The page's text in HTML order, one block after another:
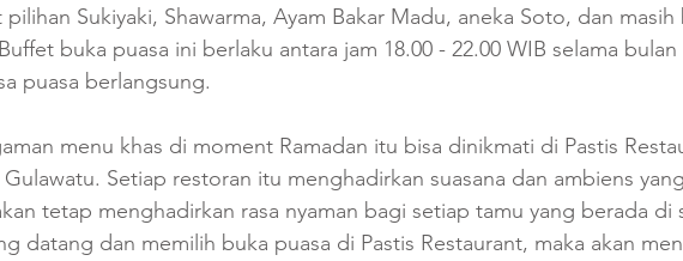
Sukiyaki, Shawarma, Ayam Bakar Madu, aneka Soto, dan masih
buka puasa ini berlaku antara jam 18.00 - 22.00 WIB selama bulan
puasa berlangsung.
menu khas di moment Ramadan itu bisa dinikmati di Pastis
Setiap restoran itu menghadirkan suasana dan ambiens
tetap menghadirkan rasa nyaman bagi setiap tamu yang berada di
datang dan memilih buka puasa di Pastis Restaurant, maka akan